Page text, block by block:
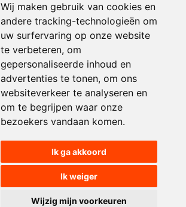
Wij maken gebruik van cookies en
andere tracking-technologieën om
uw surfervaring op onze website
te verbeteren, om
gepersonaliseerde inhoud en
advertenties te tonen, om ons
websiteverkeer te analyseren en
om te begrijpen waar onze
bezoekers vandaan komen.
Ik ga akkoord
Ik weiger
Wijzig mijn voorkeuren